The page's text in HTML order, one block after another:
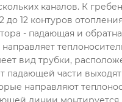
каналов. К
до 12 контуров
- падающая и
вид трубки,
падающей части выходят
направляют